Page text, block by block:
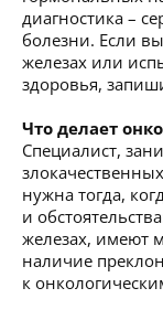
диагностика –
болезни. Если
железах или
здоровья,
Что делает
Специалист,
нужна тогда,
и
железах, имеют
наличие
к